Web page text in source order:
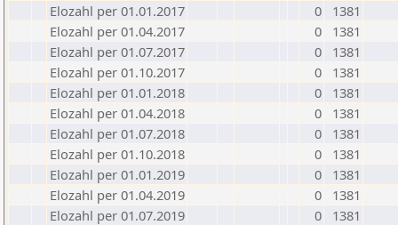
Elozahl per 01.01.2017
0
1381
Elozahl per 01.04.2017
0
1381
Elozahl per 01.07.2017
0
1381
Elozahl per 01.10.2017
0
1381
Elozahl per 01.01.2018
0
1381
Elozahl per 01.04.2018
0
1381
Elozahl per 01.07.2018
0
1381
Elozahl per 01.10.2018
0
1381
Elozahl per 01.01.2019
0
1381
Elozahl per 01.04.2019
0
1381
Elozahl per 01.07.2019
0
1381